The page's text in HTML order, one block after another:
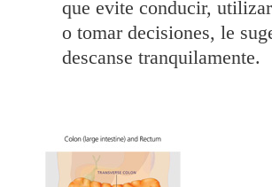
que evite conducir,
o tomar decisiones, le
descanse tranquilamente.